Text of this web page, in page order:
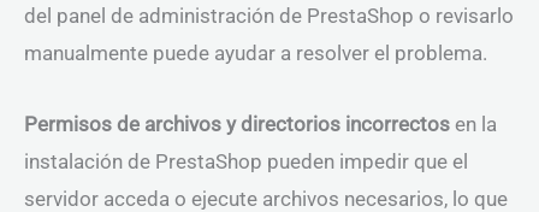
del panel de administración de PrestaShop o revisarlo
manualmente puede ayudar a resolver el problema.
Permisos de archivos y directorios incorrectos en la
instalación de PrestaShop pueden impedir que el
servidor acceda o ejecute archivos necesarios, lo que